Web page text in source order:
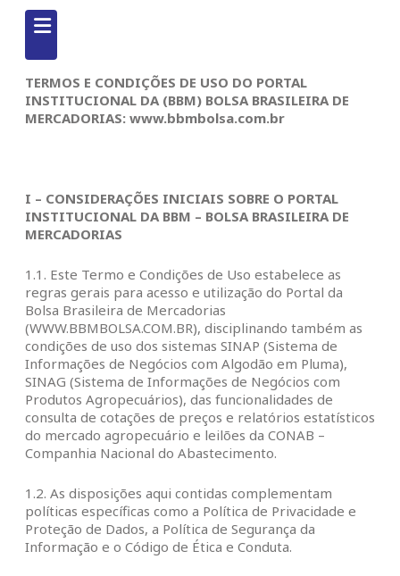
TERMOS E CONDIÇÕES DE USO DO PORTAL
INSTITUCIONAL DA (BBM) BOLSA BRASILEIRA DE
MERCADORIAS: www.bbmbolsa.com.br
I – CONSIDERAÇÕES INICIAIS SOBRE O PORTAL
INSTITUCIONAL DA BBM – BOLSA BRASILEIRA DE
MERCADORIAS
1.1. Este Termo e Condições de Uso estabelece as
regras gerais para acesso e utilização do Portal da
Bolsa Brasileira de Mercadorias
(WWW.BBMBOLSA.COM.BR), disciplinando também as
condições de uso dos sistemas SINAP (Sistema de
Informações de Negócios com Algodão em Pluma),
SINAG (Sistema de Informações de Negócios com
Produtos Agropecuários), das funcionalidades de
consulta de cotações de preços e relatórios estatísticos
do mercado agropecuário e leilões da CONAB –
Companhia Nacional do Abastecimento.
1.2. As disposições aqui contidas complementam
políticas específicas como a Política de Privacidade e
Proteção de Dados, a Política de Segurança da
Informação e o Código de Ética e Conduta.